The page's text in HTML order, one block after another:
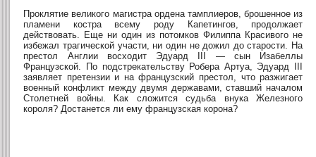
Проклятие великого магистра ордена тамплиеров, брошенное из
пламени костра всему роду Капетингов, продолжает
действовать. Еще ни один из потомков Филиппа Красивого не
избежал трагической участи, ни один не дожил до старости. На
престол Англии восходит Эдуард III — сын Изабеллы
Французской. По подстрекательству Робера Артуа, Эдуард III
заявляет претензии и на французский престол, что разжигает
военный конфликт между двумя державами, ставший началом
Столетней войны. Как сложится судьба внука Железного
короля? Достанется ли ему французская корона?